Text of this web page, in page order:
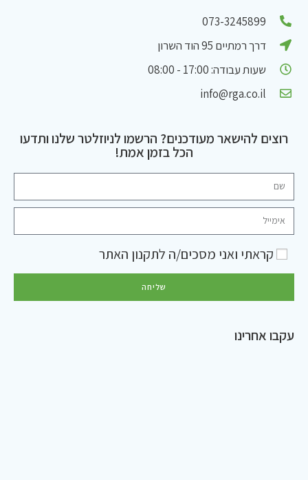
073-3245899
דרך רמתיים 95 הוד השרון
שעות עבודה: 17:00 - 08:00
info@rga.co.il
רוצים להישאר מעודכנים? הרשמו לניוזלטר שלנו ותדעו
הכל בזמן אמת!
קראתי ואני מסכים/ה לתקנון האתר
שליחה
עקבו אחרינו